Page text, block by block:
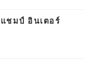
ชมป์ อินเตอร์